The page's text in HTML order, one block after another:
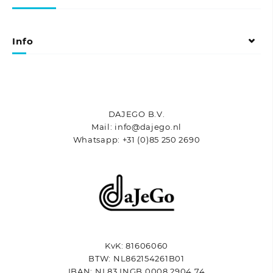
optie
gekozen
worden
Info
DAJEGO B.V.
Mail: info@dajego.nl
Whatsapp: +31 (0)85 250 2690
KvK: 81606060
BTW: NL862154261B01
IBAN: NL83 INGB 0008 2904 74